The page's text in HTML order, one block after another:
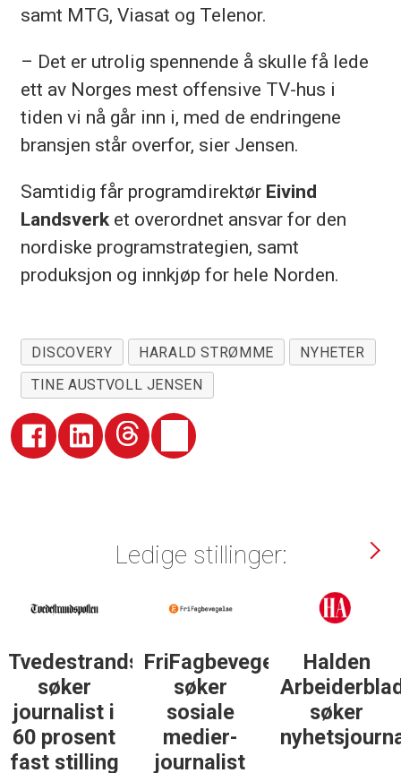
samt MTG, Viasat og Telenor.
– Det er utrolig spennende å skulle få lede
ett av Norges mest offensive TV-hus i
tiden vi nå går inn i, med de endringene
bransjen står overfor, sier Jensen.
Samtidig får programdirektør Eivind
Landsverket overordnet ansvar for den
nordiske programstrategien, samt
produksjon og innkjøp for hele Norden.
DISCOVERY HARALD STRØMME
NYHETER
TINE AUSTVOLL JENSEN
Ledige stillinger:
Tvedestrandsposten
søker
journalist i
60 prosent
fast stilling
FriFagbevegelse
søker
sosiale
medier-
journalist
Halden
søker